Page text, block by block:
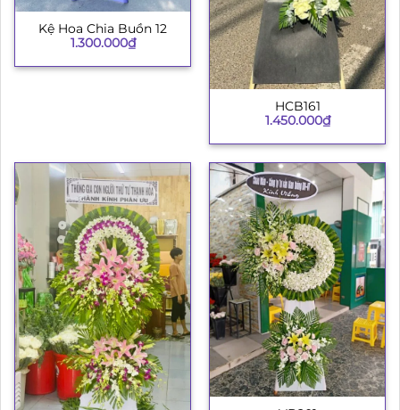
Kệ Hoa Chia Buồn 12
1.300.000₫
HCB161
1.450.000₫